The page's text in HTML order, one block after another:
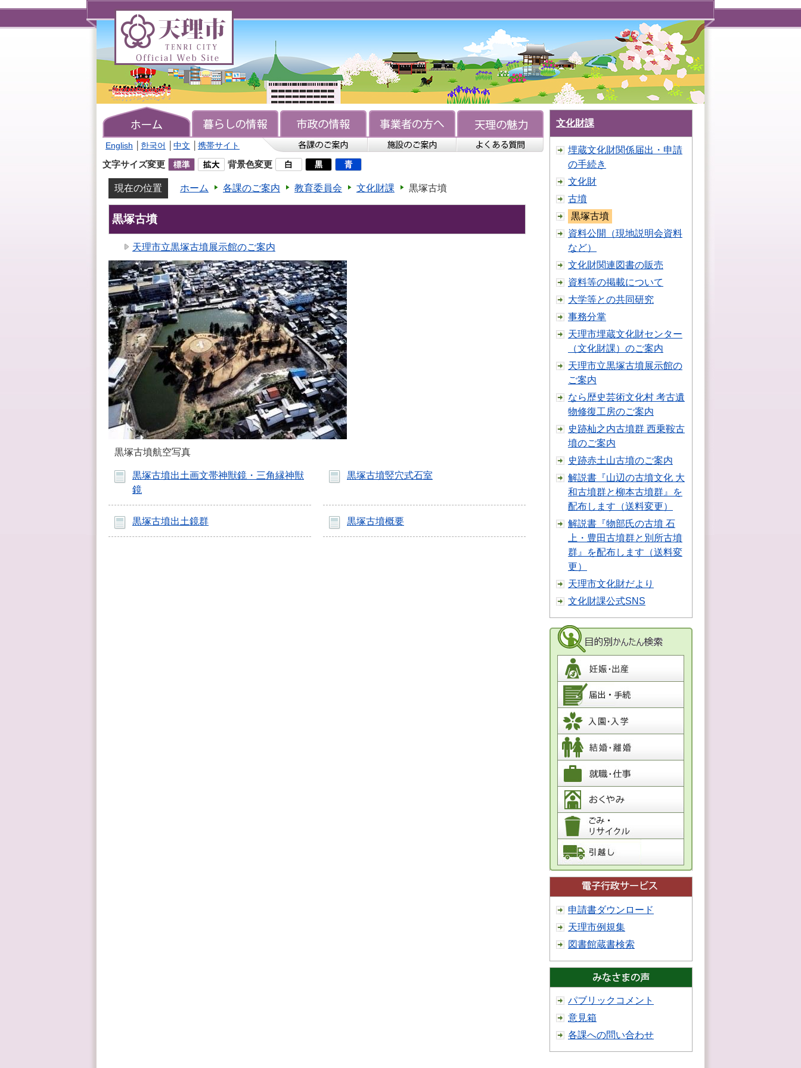
理
TENRI
Official
Site
English 한국어 中文 携帯サイト
文字サイズ変更 背景色変更
現在の位置 ホーム 各課のご案内 教育委員会 文化財課 黒塚古墳
黒塚古墳
天理市立黒塚古墳展示館のご案内
黒塚古墳航空写真
黒塚古墳出土画文帯神獣鏡・三角縁神獣
鏡
黒塚古墳竪穴式石室
黒塚古墳出土鏡群 黒塚古墳概要
文化財課
埋蔵文化財関係届出・申請
の手続き
文化財
古墳
黒塚古墳
資料公開（現地説明会資料
など）
文化財関連図書の販売
資料等の掲載について
大学等との共同研究
事務分掌
天理市埋蔵文化財センター
（文化財課）のご案内
天理市立黒塚古墳展示館の
ご案内
なら歴史芸術文化村 考古遺
物修復工房のご案内
史跡杣之内古墳群 西乗鞍古
墳のご案内
史跡赤土山古墳のご案内
解説書『山辺の古墳文化 大
和古墳群と柳本古墳群』を
配布します（送料変更）
解説書『物部氏の古墳 石
上・豊田古墳群と別所古墳
群』を配布します（送料変
更）
天理市文化財だより
文化財課公式SNS
申請書ダウンロード
天理市例規集
図書館蔵書検索
パブリックコメント
意見箱
各課への問い合わせ